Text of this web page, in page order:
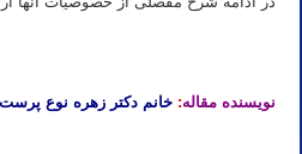
نویسنده مقاله: خانم دکتر زهره نوع